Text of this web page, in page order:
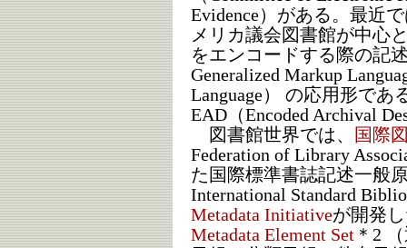
Evidence）がある。最近
メリカ議会図書館が中心
をエンコードする際の記
Generalized Markup
Language） の応用形であ
EAD（Encoded Archival
図書館世界では、
国際
Federation of Library
た国際標準書誌記述一般
International Standard
Metadata Initiativeが開発
Metadata Element Set ＊2